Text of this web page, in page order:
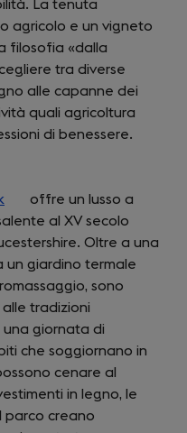
La tenuta
agricolo e un vigneto
filosofia «dalla
tra diverse
alle capanne dei
quali agricoltura
di benessere.
(opens
in
a
new
tab)
offre un lusso a
al XV secolo
Oltre a una
un giardino termale
sono
tradizioni
giornata di
che soggiornano in
cenare al
in legno, le
parco creano